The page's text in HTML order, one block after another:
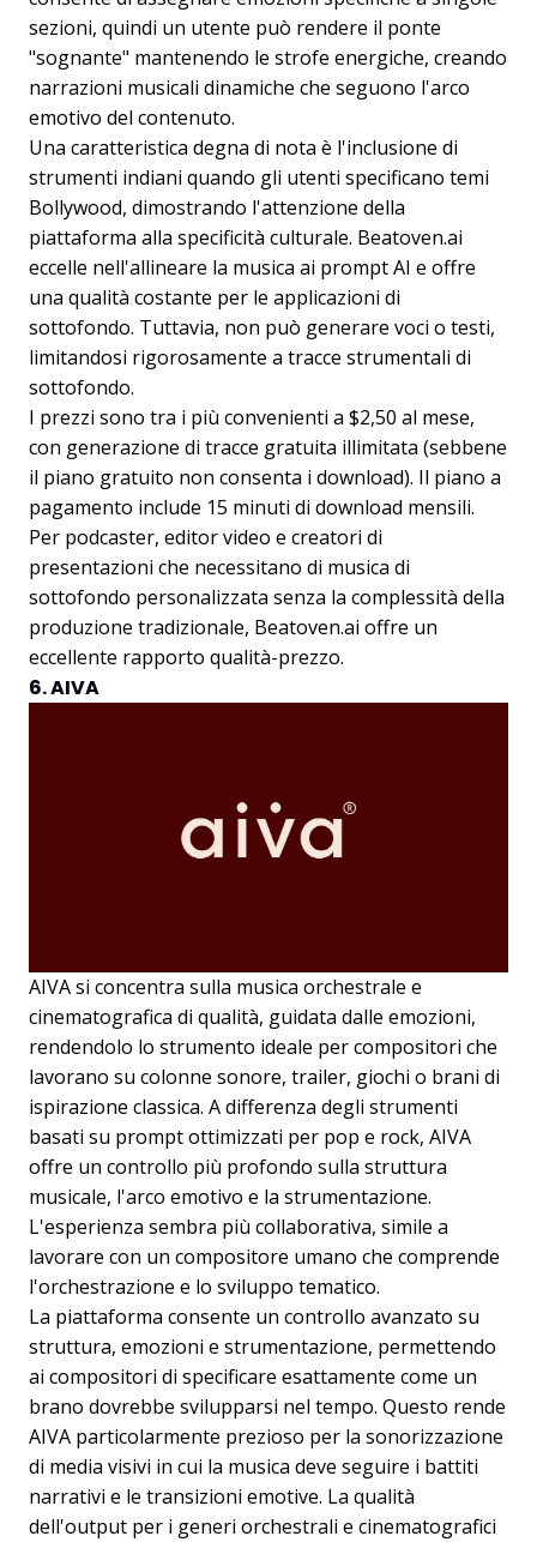
sezioni, quindi un utente può rendere il ponte
"sognante" mantenendo le strofe energiche, creando
narrazioni musicali dinamiche che seguono l'arco
emotivo del contenuto.
Una caratteristica degna di nota è l'inclusione di
strumenti indiani quando gli utenti specificano temi
Bollywood, dimostrando l'attenzione della
piattaforma alla specificità culturale. Beatoven.ai
eccelle nell'allineare la musica ai prompt AI e offre
una qualità costante per le applicazioni di
sottofondo. Tuttavia, non può generare voci o testi,
limitandosi rigorosamente a tracce strumentali di
sottofondo.
I prezzi sono tra i più convenienti a $2,50 al mese,
con generazione di tracce gratuita illimitata (sebbene
il piano gratuito non consenta i download). Il piano a
pagamento include 15 minuti di download mensili.
Per podcaster, editor video e creatori di
presentazioni che necessitano di musica di
sottofondo personalizzata senza la complessità della
produzione tradizionale, Beatoven.ai offre un
eccellente rapporto qualità-prezzo.
6. AIVA
AIVA si concentra sulla musica orchestrale e
cinematografica di qualità, guidata dalle emozioni,
rendendolo lo strumento ideale per compositori che
lavorano su colonne sonore, trailer, giochi o brani di
ispirazione classica. A differenza degli strumenti
basati su prompt ottimizzati per pop e rock, AIVA
offre un controllo più profondo sulla struttura
musicale, l'arco emotivo e la strumentazione.
L'esperienza sembra più collaborativa, simile a
lavorare con un compositore umano che comprende
l'orchestrazione e lo sviluppo tematico.
La piattaforma consente un controllo avanzato su
struttura, emozioni e strumentazione, permettendo
ai compositori di specificare esattamente come un
brano dovrebbe svilupparsi nel tempo. Questo rende
AIVA particolarmente prezioso per la sonorizzazione
di media visivi in cui la musica deve seguire i battiti
narrativi e le transizioni emotive. La qualità
dell'output per i generi orchestrali e cinematografici